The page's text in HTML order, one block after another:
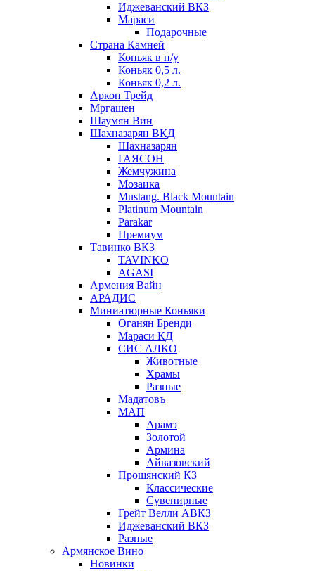
Иджеванский ВКЗ
Мараси
Подарочные
Страна Камней
Коньяк в п/у
Коньяк 0,5 л.
Коньяк 0,2 л.
Аркон Трейд
Мргашен
Шаумян Вин
Шахназарян ВКД
Шахназарян
ГАЯСОН
Жемчужина
Мозаика
Mustang. Black Mountain
Platinum Mountain
Parakar
Премиум
Тавинко ВКЗ
TAVINKO
AGASI
Армения Вайн
АРАДИС
Миниатюрные Коньяки
Оганян Бренди
Мараси КД
СИС АЛКО
Животные
Храмы
Разные
Мадатовъ
МАП
Арамэ
Золотой
Армина
Айвазовский
Прошянский КЗ
Классические
Сувенирные
Грейт Велли АВКЗ
Иджеванский ВКЗ
Разные
Армянское Вино
Новинки